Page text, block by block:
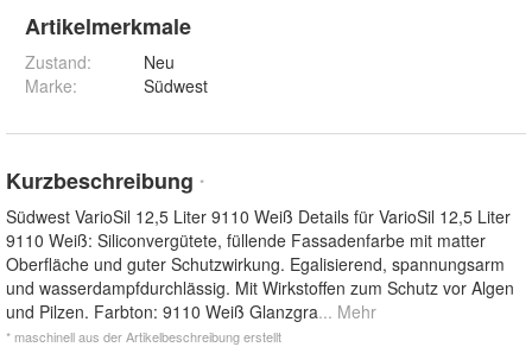
Artikelmerkmale
Zustand:
Neu
Marke:
Südwest
Kurzbeschreibung *
Südwest VarioSil 12,5 Liter 9110 Weiß Details für VarioSil 12,5 Liter
9110 Weiß: Siliconvergütete, füllende Fassadenfarbe mit matter
Oberfläche und guter Schutzwirkung. Egalisierend, spannungsarm
und wasserdampfdurchlässig. Mit Wirkstoffen zum Schutz vor Algen
und Pilzen. Farbton: 9110 Weiß Glanzgra... Mehr
* maschinell aus der Artikelbeschreibung erstellt